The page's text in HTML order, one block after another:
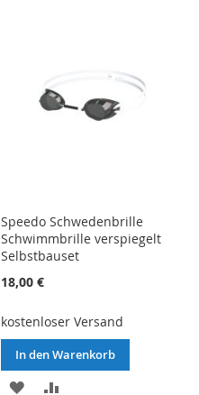
Speedo Schwedenbrille
Schwimmbrille verspiegelt
Selbstbauset
18,00 €
kostenloser Versand
In den Warenkorb
ZUR